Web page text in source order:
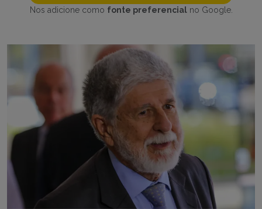
Nos adicione como fonte preferencialno Google.